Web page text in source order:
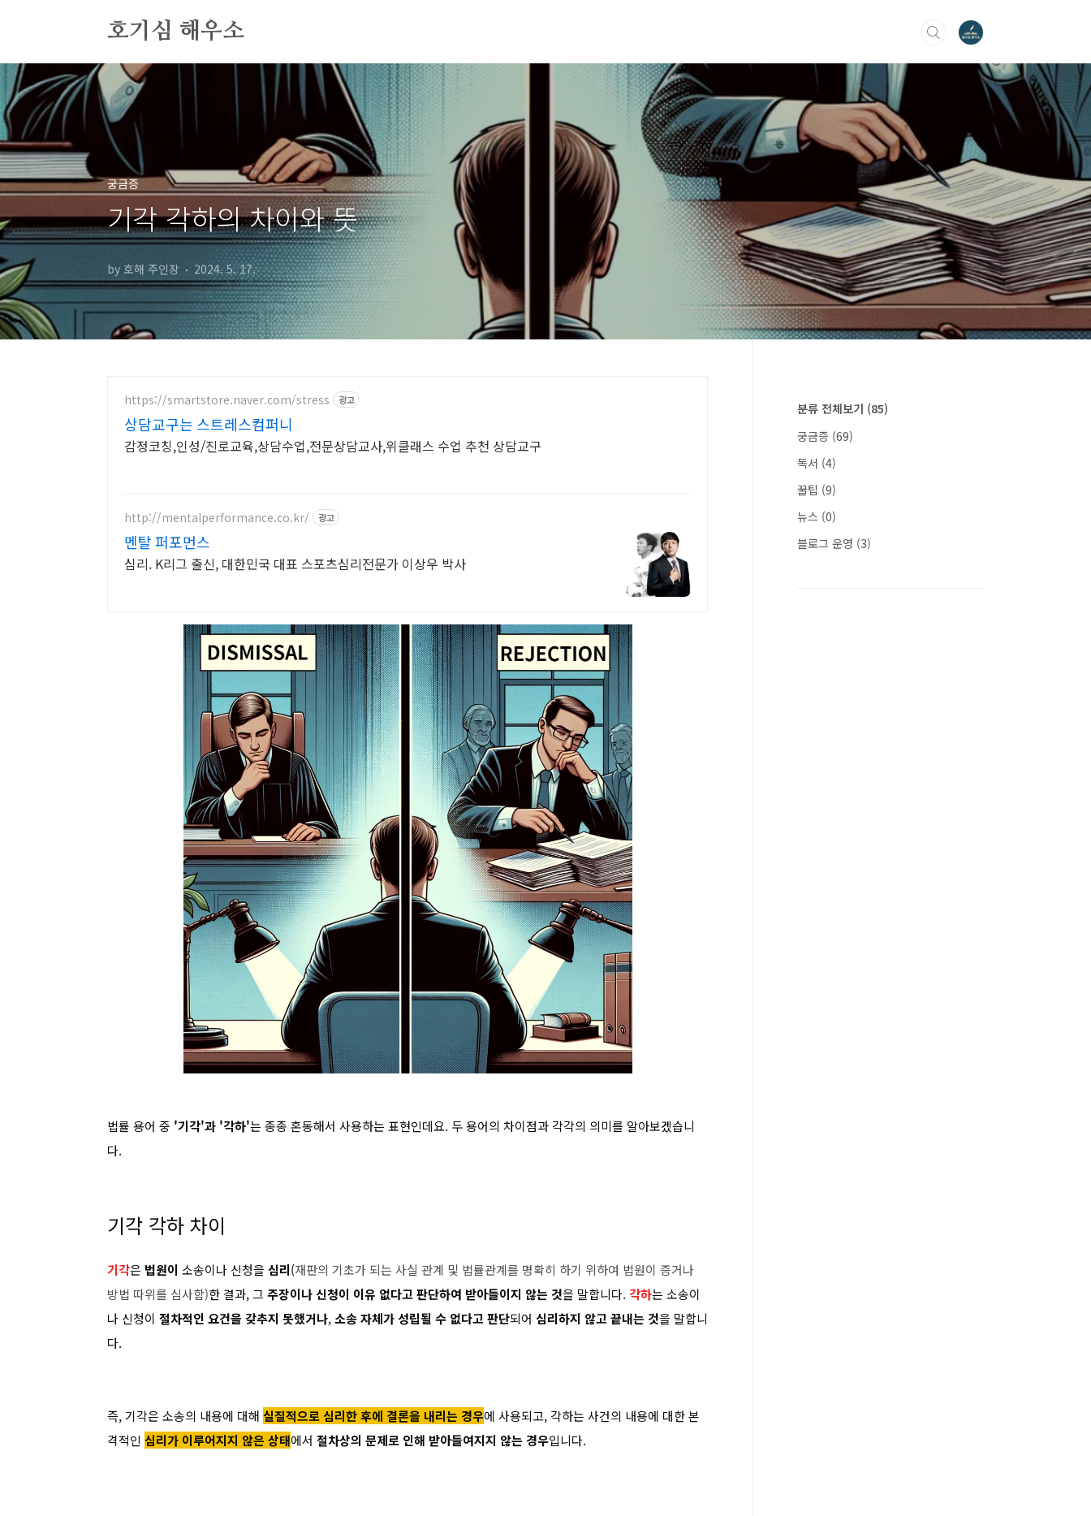
호기심 해우소
궁금증
기각 각하의 차이와 뜻
by 호해 주인장 2024. 5. 17.
https://smartstore.naver.com/stress 광고
상담교구는 스트레스컴퍼니
감정코칭,인성/진로교육,상담수업,전문상담교사,위클래스 수업 추천 상담교구
http://mentalperformance.co.kr/ 광고
멘탈 퍼포먼스
심리. K리그 출신, 대한민국 대표 스포츠심리전문가 이상우 박사
법률 용어 중 '기각'과 '각하'는 종종 혼동해서 사용하는 표현인데요. 두 용어의 차이점과 각각의 의미를 알아보겠습니
다.
기각 각하 차이
기각은 법원이 소송이나 신청을 심리(재판의 기초가 되는 사실 관계 및 법률관계를 명확히 하기 위하여 법원이 증거나
방법 따위를 심사함)한 결과, 그 주장이나 신청이 이유 없다고 판단하여 받아들이지 않는 것을 말합니다. 각하는 소송이
나 신청이 절차적인 요건을 갖추지 못했거나,소송 자체가 성립될 수 없다고 판단되어 심리하지 않고 끝내는 것을 말합니
다.
즉, 기각은 소송의 내용에 대해 실질적으로 심리한 후에 결론을 내리는 경우에 사용되고, 각하는 사건의 내용에 대한 본
격적인 심리가 이루어지지 않은 상태에서 절차상의 문제로 인해 받아들여지지 않는 경우입니다.
분류 전체보기 (85)
궁금증 (69)
독서 (4)
꿀팁 (9)
뉴스 (0)
블로그 운영 (3)